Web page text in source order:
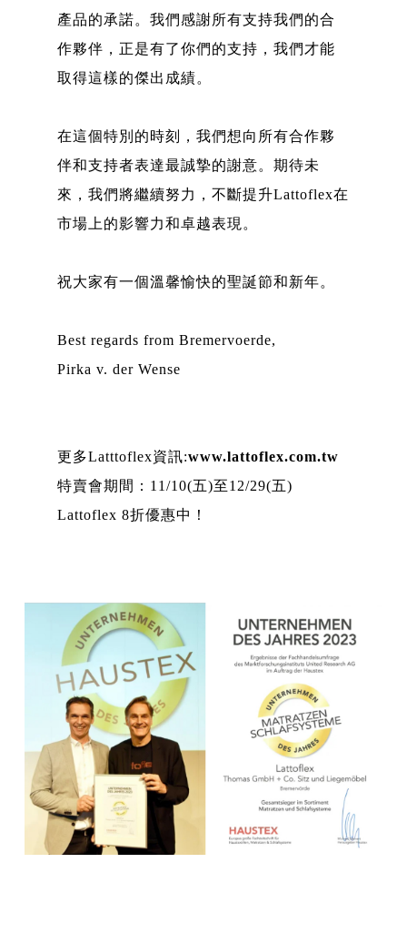
產品的承諾。我們感謝所有支持我們的合
作夥伴，正是有了你們的支持，我們才能
取得這樣的傑出成績。
在這個特別的時刻，我們想向所有合作夥
伴和支持者表達最誠摯的謝意。期待未
來，我們將繼續努力，不斷提升Lattoflex在
市場上的影響力和卓越表現。
祝大家有一個溫馨愉快的聖誕節和新年。
Best regards from Bremervoerde,
Pirka v. der Wense
更多Latttoflex資訊:www.lattoflex.com.tw
特賣會期間：11/10(五)至12/29(五)
Lattoflex 8折優惠中！